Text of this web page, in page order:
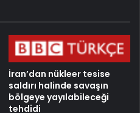
İran’dan nükleer tesise
saldırı halinde savaşın
bölgeye yayılabileceği
tehdidi